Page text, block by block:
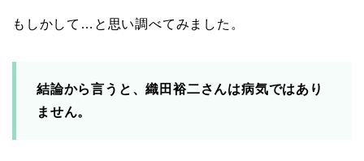
もしかして…と思い調べてみました。
結論から言うと、織田裕二さんは病気ではあり
ません。